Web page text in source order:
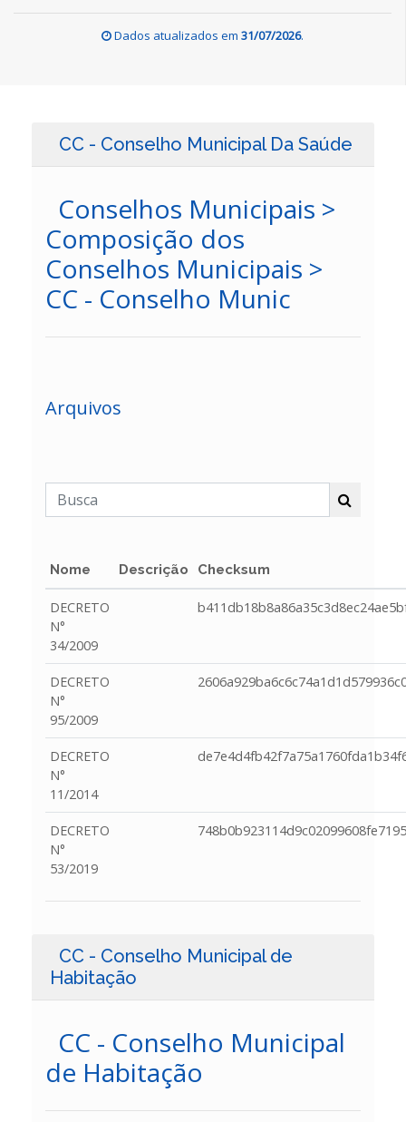
Dados atualizados em 31/07/2026.
CC - Conselho Municipal Da Saúde
Conselhos Municipais >
Composição dos
Conselhos Municipais >
CC - Conselho Munic
Arquivos
Nome Descrição Checksum
DECRETO
N°
34/2009
DECRETO
N°
95/2009
DECRETO
N°
11/2014
DECRETO
N°
53/2019
CC - Conselho Municipal de
Habitação
CC - Conselho Municipal
de Habitação